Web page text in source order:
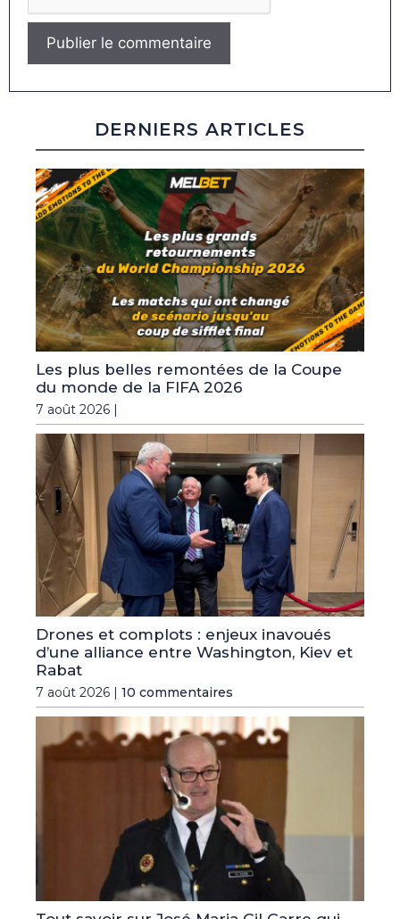
DERNIERS ARTICLES
Les plus belles remontées de la Coupe
du monde de la FIFA 2026
7 août 2026 |
Drones et complots : enjeux inavoués
d’une alliance entre Washington, Kiev et
Rabat
7 août 2026 | 10 commentaires